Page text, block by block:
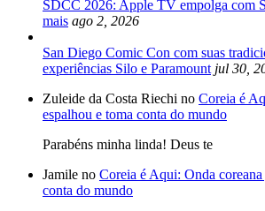
SDCC 2026: Apple TV empolga com
mais ago 2, 2026
San Diego Comic Con com suas
experiências Silo e Paramount jul 30,
Zuleide da Costa Riechi no Coreia é
espalhou e toma conta do mundo
Parabéns minha linda! Deus te
Jamile no Coreia é Aqui: Onda coreana
conta do mundo